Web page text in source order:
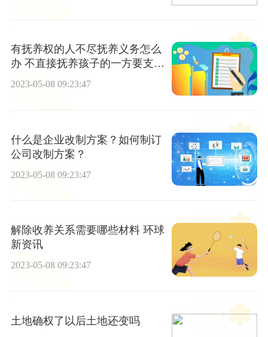
有抚养权的人不尽抚养义务怎么
办 不直接抚养孩子的一方要支付
多少抚养费？
2023-05-08 09:23:47
什么是企业改制方案？如何制订
公司改制方案？
2023-05-08 09:23:47
解除收养关系需要哪些材料 环球
新资讯
2023-05-08 09:23:47
土地确权了以后土地还变吗